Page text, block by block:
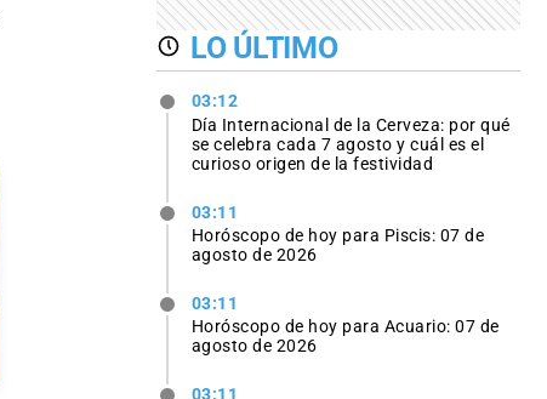
LO ÚLTIMO
03:12
Día Internacional de la Cerveza: por qué
se celebra cada 7 agosto y cuál es el
curioso origen de la festividad
03:11
Horóscopo de hoy para Piscis: 07 de
agosto de 2026
03:11
Horóscopo de hoy para Acuario: 07 de
agosto de 2026
03:11